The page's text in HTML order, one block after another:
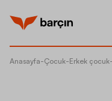
Anasayfa-Çocuk-Erkek çocuk-